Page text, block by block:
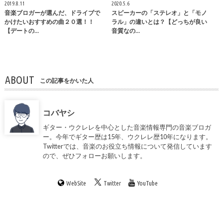
2019.8.11
音楽ブロガーが選んだ、ドライブで
かけたいおすすめの曲２０選！！
【デートの…
2020.5.6
スピーカーの「ステレオ」と「モノ
ラル」の違いとは？【どっちが良い
音質なの…
ABOUT この記事をかいた人
コバヤシ
ギター・ウクレレを中心とした音楽情報専門の音楽ブロガ
ー。今年でギター歴は15年、ウクレレ歴10年になります。
Twitterでは、音楽のお役立ち情報について発信しています
ので、ぜひフォローお願いします。
WebSite Twitter YouTube